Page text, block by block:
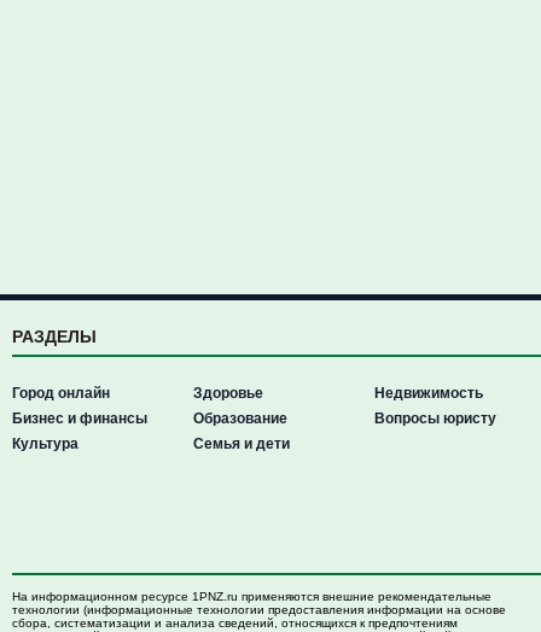
РАЗДЕЛЫ
Город онлайн
Бизнес и финансы
Культура
Здоровье
Образование
Семья и дети
Недвижимость
Вопросы юристу
На информационном ресурсе 1PNZ.ru применяются внешние рекомендательные
технологии (информационные технологии предоставления информации на основе
сбора, систематизации и анализа сведений, относящихся к предпочтениям